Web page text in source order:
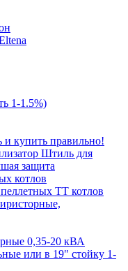
1-1.5%)
и купить правильно!
Штиль для
защита
котлов
ТТ котлов
0,35-20 кВА
или в 19" стойку 1-